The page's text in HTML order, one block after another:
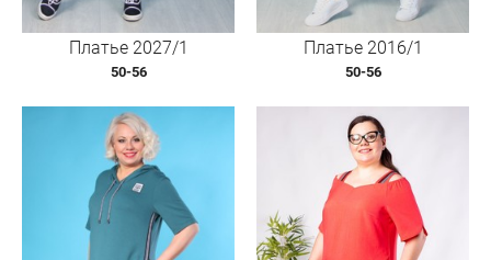
Платье 2027/1
50-56
Платье 2016/1
50-56